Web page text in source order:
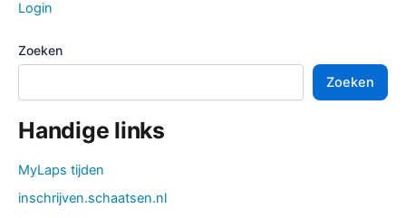
Login
Zoeken
Zoeken
Handige links
MyLaps tijden
inschrijven.schaatsen.nl